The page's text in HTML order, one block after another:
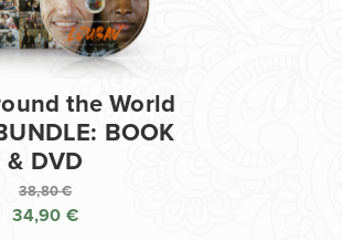
the World
BOOK
& DVD
38,80€
Izvorna
34,90 €